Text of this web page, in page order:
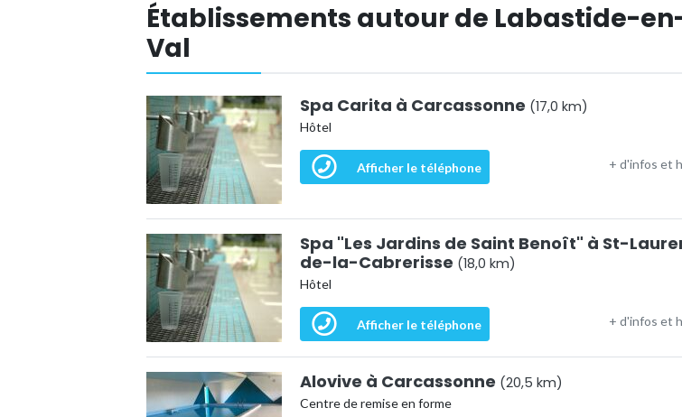
Établissements autour de Labastide-
Val
Spa Carita à Carcassonne (17,0 km)
Hôtel
Afficher le téléphone + d'infos et
Spa "Les Jardins de Saint Benoît" à St-
de-la-Cabrerisse (18,0 km)
Hôtel
Afficher le téléphone + d'infos et
Alovive à Carcassonne (20,5 km)
Centre de remise en forme